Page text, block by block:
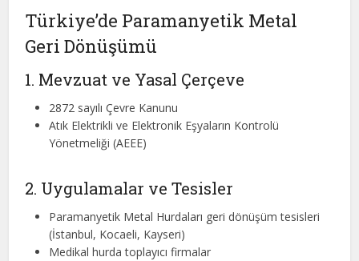
Türkiye’de Paramanyetik Metal
Geri Dönüşümü
1. Mevzuat ve Yasal Çerçeve
2872 sayılı Çevre Kanunu
Atık Elektrikli ve Elektronik Eşyaların Kontrolü
Yönetmeliği (AEEE)
2. Uygulamalar ve Tesisler
Paramanyetik Metal Hurdaları geri dönüşüm tesisleri
(İstanbul, Kocaeli, Kayseri)
Medikal hurda toplayıcı firmalar